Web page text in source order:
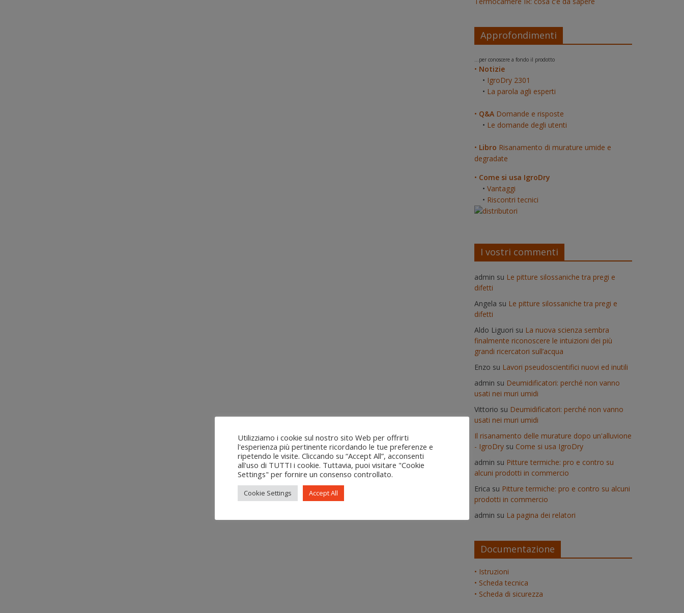
Approfondimenti
...per conoscere a fondo il prodotto
• Notizie
• IgroDry 2301
• La parola agli esperti
• Q&A Domande e risposte
• Le domande degli utenti
• Libro Risanamento di murature umide e
degradate
• Come si usa IgroDry
• Vantaggi
• Riscontri tecnici
I vostri commenti
admin su Le pitture silossaniche tra pregi e
difetti
Angela su Le pitture silossaniche tra pregi e
difetti
Aldo Liguori su La nuova scienza sembra
finalmente riconoscere le intuizioni dei più
grandi ricercatori sull’acqua
Enzo su Lavori pseudoscientifici nuovi ed inutili
admin su Deumidificatori: perché non vanno
usati nei muri umidi
Vittorio su Deumidificatori: perché non vanno
usati nei muri umidi
Il risanamento delle murature dopo un'alluvione
- IgroDry su Come si usa IgroDry
admin su Pitture termiche: pro e contro su
alcuni prodotti in commercio
Erica su Pitture termiche: pro e contro su alcuni
prodotti in commercio
admin su La pagina dei relatori
Documentazione
• Istruzioni
• Scheda tecnica
• Scheda di sicurezza
Utilizziamo i cookie sul nostro sito Web per offrirti
l'esperienza più pertinente ricordando le tue preferenze e
ripetendo le visite. Cliccando su “Accept All”, acconsenti
all'uso di TUTTI i cookie. Tuttavia, puoi visitare "Cookie
Settings" per fornire un consenso controllato.
Cookie Settings Accept All